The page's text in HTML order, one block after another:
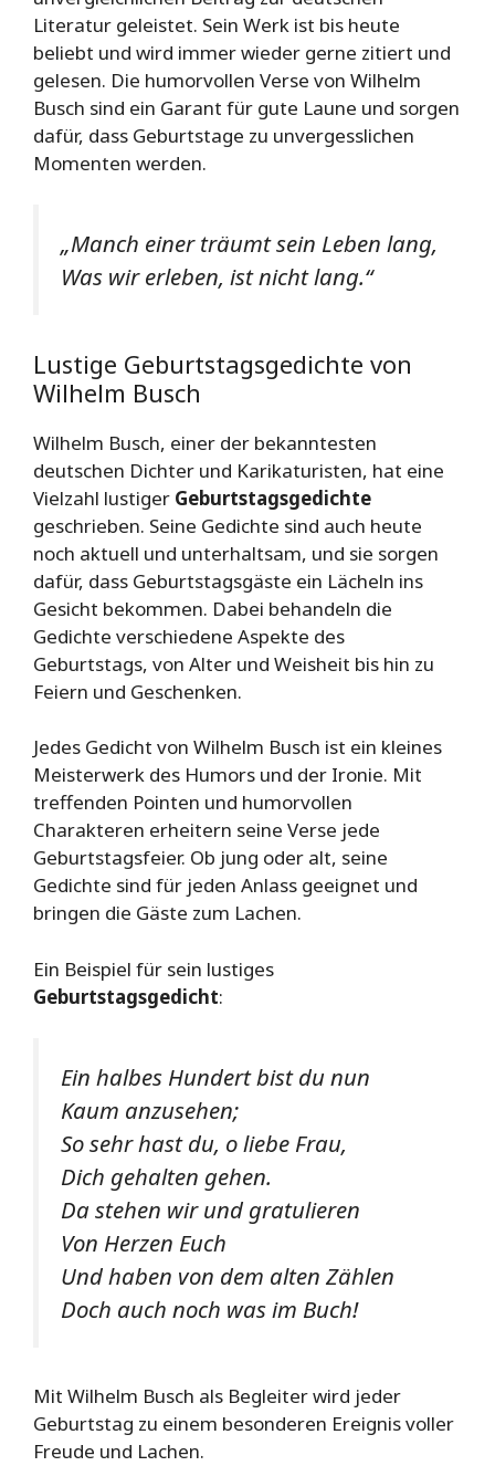
Literatur geleistet. Sein Werk ist bis heute
beliebt und wird immer wieder gerne zitiert und
gelesen. Die humorvollen Verse von Wilhelm
Busch sind ein Garant für gute Laune und sorgen
dafür, dass Geburtstage zu unvergesslichen
Momenten werden.
„Manch einer träumt sein Leben lang,
Was wir erleben, ist nicht lang.“
Lustige Geburtstagsgedichte von
Wilhelm Busch
Wilhelm Busch, einer der bekanntesten
deutschen Dichter und Karikaturisten, hat eine
Vielzahl lustiger Geburtstagsgedichte
geschrieben. Seine Gedichte sind auch heute
noch aktuell und unterhaltsam, und sie sorgen
dafür, dass Geburtstagsgäste ein Lächeln ins
Gesicht bekommen. Dabei behandeln die
Gedichte verschiedene Aspekte des
Geburtstags, von Alter und Weisheit bis hin zu
Feiern und Geschenken.
Jedes Gedicht von Wilhelm Busch ist ein kleines
Meisterwerk des Humors und der Ironie. Mit
treffenden Pointen und humorvollen
Charakteren erheitern seine Verse jede
Geburtstagsfeier. Ob jung oder alt, seine
Gedichte sind für jeden Anlass geeignet und
bringen die Gäste zum Lachen.
Ein Beispiel für sein lustiges
Geburtstagsgedicht:
Ein halbes Hundert bist du nun
Kaum anzusehen;
So sehr hast du, o liebe Frau,
Dich gehalten gehen.
Da stehen wir und gratulieren
Von Herzen Euch
Und haben von dem alten Zählen
Doch auch noch was im Buch!
Mit Wilhelm Busch als Begleiter wird jeder
Geburtstag zu einem besonderen Ereignis voller
Freude und Lachen.